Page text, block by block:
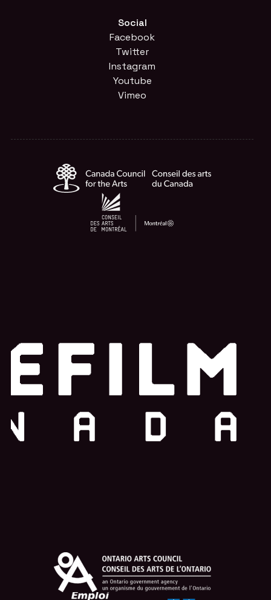
Social
Facebook
Twitter
Instagram
Youtube
Vimeo